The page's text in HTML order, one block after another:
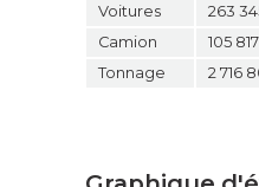
Voitures
263
Camion
105 817
Tonnage
2 716